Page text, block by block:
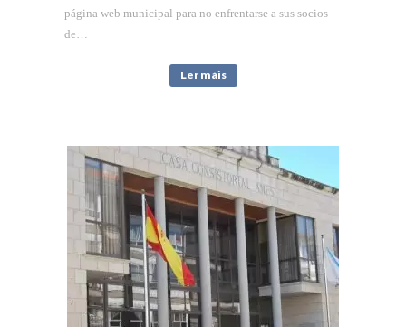
página web municipal para no enfrentarse a sus socios
de…
Ler máis